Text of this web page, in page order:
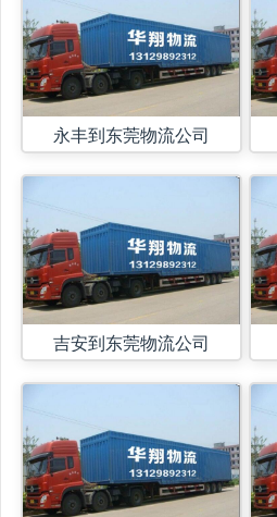
永丰到东莞物流公司
吉安到东莞物流公司